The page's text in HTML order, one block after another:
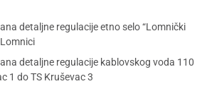
detaljne regulacije etno selo “Lomnički
detaljne regulacije kablovskog voda 110
1 do TS Kruševac 3